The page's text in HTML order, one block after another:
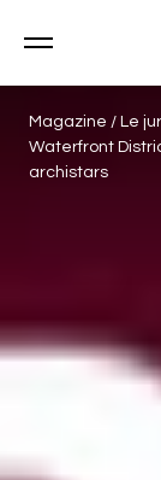
Magazine / Le
Waterfront
archistars